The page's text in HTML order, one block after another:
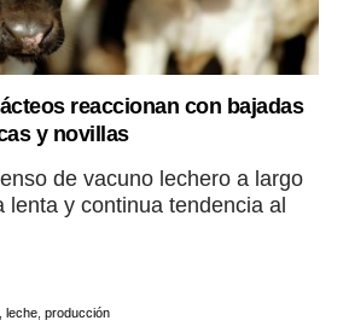
reaccionan con bajadas
y novillas
de vacuno lechero a largo
lenta y continua tendencia al
leche, producción